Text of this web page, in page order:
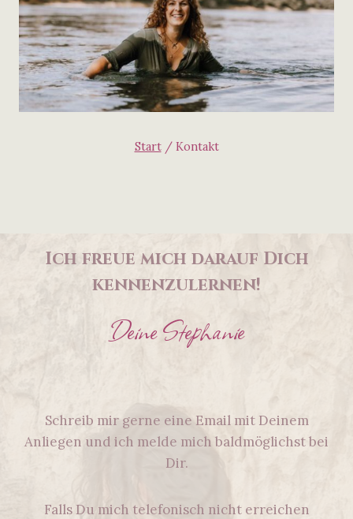
Start / Kontakt
Ich freue mich darauf Dich
kennenzulernen!
Deine Stephanie
Schreib mir gerne eine Email mit Deinem
Anliegen und ich melde mich baldmöglichst bei
Dir.
Falls Du mich telefonisch nicht erreichen